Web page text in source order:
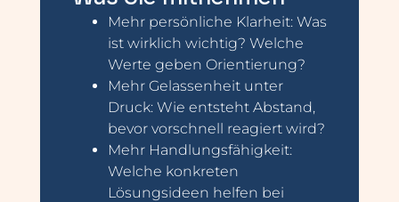
Mehr persönliche Klarheit: Was
ist wirklich wichtig? Welche
Werte geben Orientierung?
Mehr Gelassenheit unter
Druck: Wie entsteht Abstand,
bevor vorschnell reagiert wird?
Mehr Handlungsfähigkeit:
Welche konkreten
Lösungsideen helfen bei